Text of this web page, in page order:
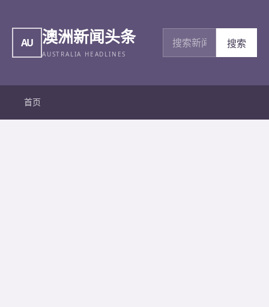
AU 澳洲新闻头条
AUSTRALIA HEADLINES
搜索新闻
搜索
首页